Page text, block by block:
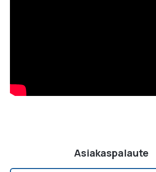
Asiakaspalaute